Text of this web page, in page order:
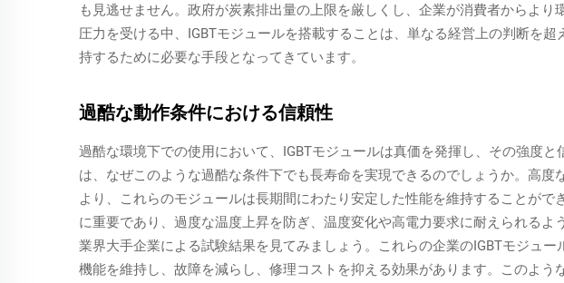
も見逃せません。政府が炭素排出量の上限を厳しくし、企業が消費者からより
圧力を受ける中、IGBTモジュールを搭載することは、単なる経営上の判断を
持するために必要な手段となってきています。
過酷な動作条件における信頼性
過酷な環境下での使用において、IGBTモジュールは真価を発揮し、その強度
は、なぜこのような過酷な条件下でも長寿命を実現できるのでしょうか。高度
より、これらのモジュールは長期間にわたり安定した性能を維持することがで
に重要であり、過度な温度上昇を防ぎ、温度変化や高電力要求に耐えられるよ
業界大手企業による試験結果を見てみましょう。これらの企業のIGBTモジュー
機能を維持し、故障を減らし、修理コストを抑える効果があります。このよう